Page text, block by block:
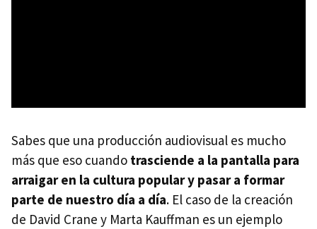
Sabes que una producción audiovisual es mucho
más que eso cuando trasciende a la pantalla para
arraigar en la cultura popular y pasar a formar
parte de nuestro día a día. El caso de la creación
de David Crane y Marta Kauffman es un ejemplo